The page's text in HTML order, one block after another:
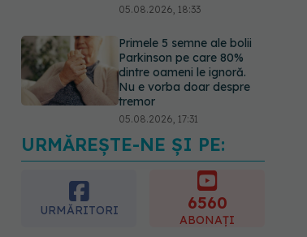
05.08.2026, 18:33
Primele 5 semne ale bolii
Parkinson pe care 80%
dintre oameni le ignoră.
Nu e vorba doar despre
tremor
05.08.2026, 17:31
Gabriela Cristea, manifest
pentru respect și
acceptare: Corpul
fiecăruia spune o poveste
05.08.2026, 21:23
URMĂREȘTE-NE ȘI PE:
URMĂRITORI 6560
ABONAȚI